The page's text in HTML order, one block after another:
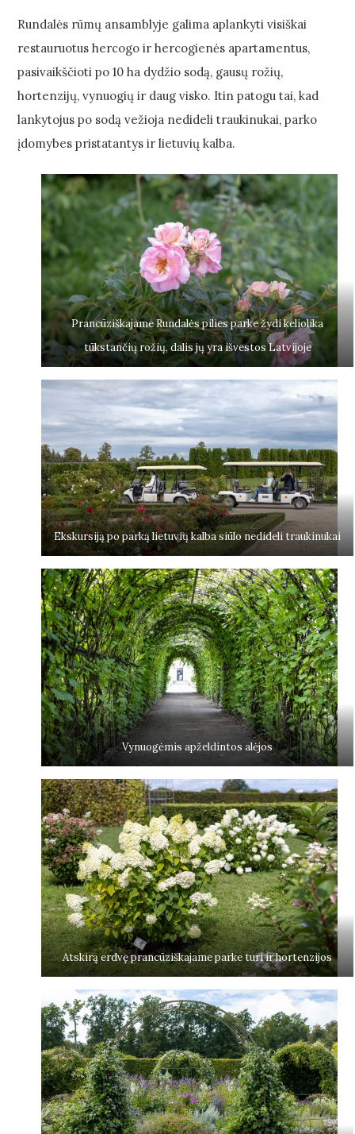
Rundalės rūmų ansamblyje galima aplankyti visiškai
restauruotus hercogo ir hercogienės apartamentus,
pasivaikščioti po 10 ha dydžio sodą, gausų rožių,
hortenzijų, vynuogių ir daug visko. Itin patogu tai, kad
lankytojus po sodą vežioja nedideli traukinukai, parko
įdomybes pristatantys ir lietuvių kalba.
Prancūziškajame Rundalės pilies parke žydi keliolika
tūkstančių rožių, dalis jų yra išvestos Latvijoje
Ekskursiją po parką lietuvių kalba siūlo nedideli traukinukai
Vynuogėmis apželdintos alėjos
Atskirą erdvę prancūziškajame parke turi ir hortenzijos